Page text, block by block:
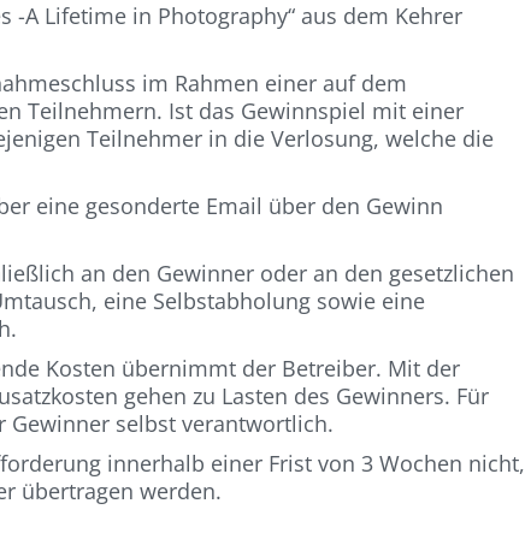
-A Lifetime in Photography“ aus dem Kehrer
im Rahmen einer auf dem
Teilnehmern. Ist das Gewinnspiel mit einer
Teilnehmer in die Verlosung, welche die
eine gesonderte Email über den Gewinn
an den Gewinner oder an den gesetzlichen
eine Selbstabholung sowie eine
Kosten übernimmt der Betreiber. Mit der
gehen zu Lasten des Gewinners. Für
Gewinner selbst verantwortlich.
innerhalb einer Frist von 3 Wochen nicht,
übertragen werden.